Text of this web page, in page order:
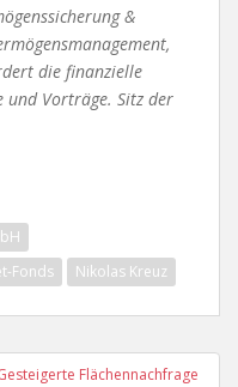
&
die finanzielle
und Vorträge. Sitz der
Fonds Nikolas Kreuz
Flächennachfrage